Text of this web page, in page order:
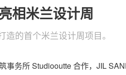
相米兰设计周
的首个米兰设计周项目。
事务所 Studiooutte 合作，JIL